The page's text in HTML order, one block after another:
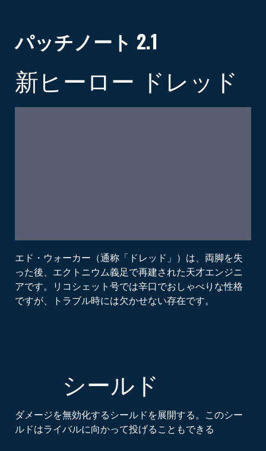
パッチノート 2.1
新ヒーロー ドレッド
エド・ウォーカー（通称「ドレッド」）は、両脚を失
った後、エクトニウム義足で再建された天才エンジニ
アです。リコシェット号では辛口でおしゃべりな性格
ですが、トラブル時には欠かせない存在です。
シールド
ダメージを無効化するシールドを展開する。このシー
ルドはライバルに向かって投げることもできる